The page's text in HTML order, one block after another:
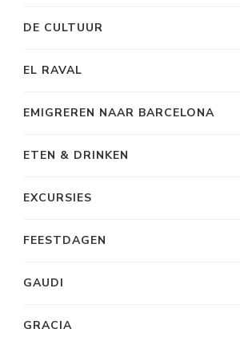
DE CULTUUR
EL RAVAL
EMIGREREN NAAR BARCELONA
ETEN & DRINKEN
EXCURSIES
FEESTDAGEN
GAUDI
GRACIA